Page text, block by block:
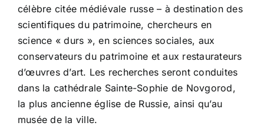
célèbre citée médiévale russe – à destination des
scientifiques du patrimoine, chercheurs en
science « durs », en sciences sociales, aux
conservateurs du patrimoine et aux restaurateurs
d’œuvres d’art. Les recherches seront conduites
dans la cathédrale Sainte-Sophie de Novgorod,
la plus ancienne église de Russie, ainsi qu’au
musée de la ville.